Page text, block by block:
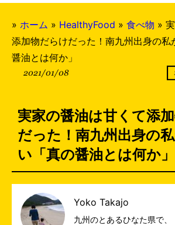
» ホーム » HealthyFood » 食べ物 »
添加物だらけだった！南九州出身の私
醤油とは何か」
2021/01/08
実家の醤油は甘くて添
だった！南九州出身の
い「真の醤油とは何か」
Yoko Takajo
九州のとあるひなた県で